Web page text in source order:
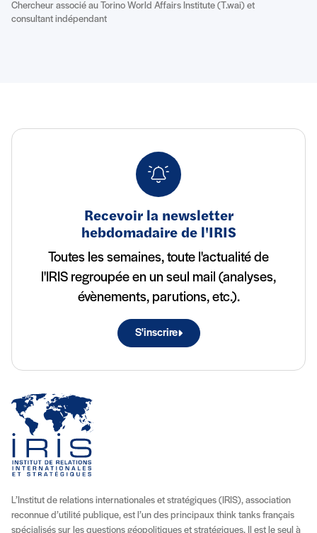
Chercheur associé au Torino World Affairs Institute (T.wai) et
consultant indépendant
Recevoir la newsletter
hebdomadaire de l'IRIS
Toutes les semaines, toute l'actualité de
l'IRIS regroupée en un seul mail (analyses,
évènements, parutions, etc.).
S'inscrire
L’Institut de relations internationales et stratégiques (IRIS), association
reconnue d’utilité publique, est l’un des principaux think tanks français
spécialisés sur les questions géopolitiques et stratégiques. Il est le seul à